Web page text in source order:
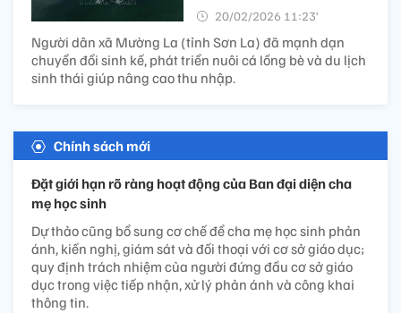
20/02/2026 11:23’
Người dân xã Mường La (tỉnh Sơn La) đã mạnh dạn
chuyển đổi sinh kế, phát triển nuôi cá lồng bè và du lịch
sinh thái giúp nâng cao thu nhập.
Chính sách mới
Đặt giới hạn rõ ràng hoạt động của Ban đại diện cha
mẹ học sinh
Dự thảo cũng bổ sung cơ chế để cha mẹ học sinh phản
ánh, kiến nghị, giám sát và đối thoại với cơ sở giáo dục;
quy định trách nhiệm của người đứng đầu cơ sở giáo
dục trong việc tiếp nhận, xử lý phản ánh và công khai
thông tin.